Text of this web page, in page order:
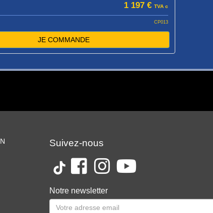
1 197 €TVA c
CP013
JE COMMANDE
Suivez-nous
Notre newsletter